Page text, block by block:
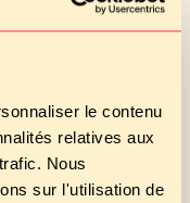
le contenu
relatives aux
Nous
sur l'utilisation de